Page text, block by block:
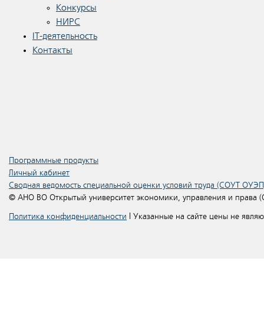
Конкурсы
НИРС
IT-деятельность
Контакты
Программные продукты
Личный кабинет
Сводная ведомость специальной оценки условий труда (СОУТ
© АНО ВО Открытый университет экономики, управления и права
Политика конфиденциальности | Указанные на сайте цены не